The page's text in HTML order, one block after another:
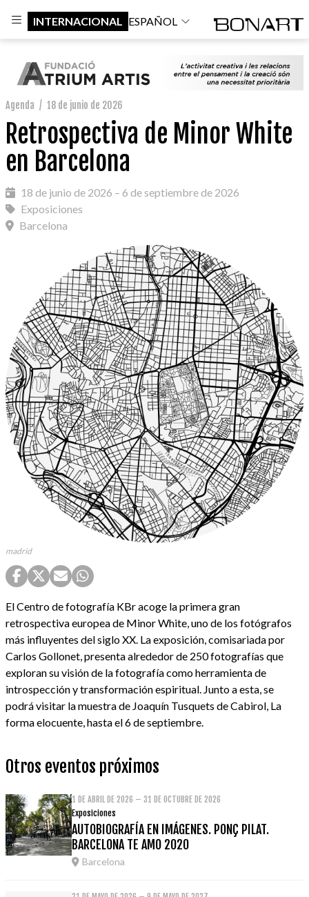
INTERNACIONAL ESPAÑOL
Agenda / 18 de junio de 2026
Retrospectiva de Minor White
en Barcelona
18 de junio de 2026 – 6 de septiembre de 2026
Exposiciones
Barcelona
madrid
El Centro de fotografía KBr acoge la primera gran
retrospectiva europea de Minor White, uno de los fotógrafos
más influyentes del siglo XX. La exposición, comisariada por
Carlos Gollonet, presenta alrededor de 250 fotografías que
exploran su visión de la fotografía como herramienta de
introspección y transformación espiritual. Junto a esta, se
podrá visitar la muestra de Joaquín Tusquets de Cabirol, La
forma elocuente, hasta el 6 de septiembre.
Otros eventos próximos
1 DE ABRIL DE 2026 – 31 DE OCTUBRE DE 2026
Exposiciones
AUTOBIOGRAFÍA EN IMÁGENES. PONÇ PILAT.
BARCELONA TE AMO 2020
Barcelona